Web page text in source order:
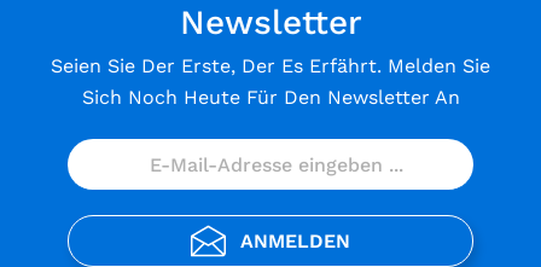
Newsletter
Seien Sie Der Erste, Der Es Erfährt. Melden Sie
Sich Noch Heute Für Den Newsletter An
ANMELDEN